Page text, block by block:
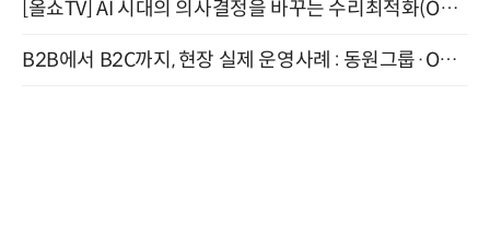
[올쇼TV] AI 시대의 의사결정을 바꾸는 수리최적화(Optimization) 소개 (8/20 생방송)
B2B에서 B2C까지, 현장 실제 운영사례 : 동원그룹·OCI·다이닝브랜즈그룹·당근 (8/27)